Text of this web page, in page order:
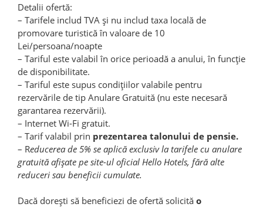
Detalii ofertă:
– Tarifele includ TVA și nu includ taxa locală de
promovare turistică în valoare de 10
Lei/persoana/noapte
– Tariful este valabil în orice perioadă a anului, în funcție
de disponibilitate.
– Tariful este supus condițiilor valabile pentru
rezervările de tip Anulare Gratuită (nu este necesară
garantarea rezervării).
– Internet Wi-Fi gratuit.
– Tarif valabil prin prezentarea talonului de pensie.
– Reducerea de 5% se aplică exclusiv la tarifele cu anulare
gratuită afișate pe site-ul oficial Hello Hotels, fără alte
reduceri sau beneficii cumulate.
Dacă dorești să beneficiezi de ofertă solicită o